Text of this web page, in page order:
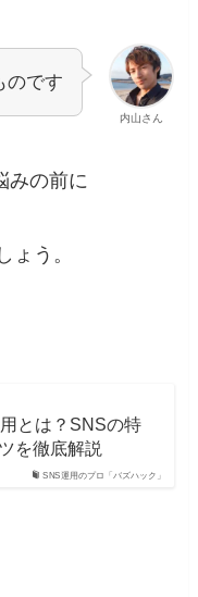
内山さん
のです
みの前に
ょう。
SNS運用のプロ「バズハック」
とは？SNSの特
を徹底解説